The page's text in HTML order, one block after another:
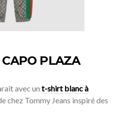
CAPO PLAZA
avec un t-shirt blanc à
chez Tommy Jeans inspiré des